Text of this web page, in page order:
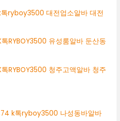
ryboy3500 대전업소알바 대전
RYBOY3500 유성룸알바 둔산동
RYBOY3500 청주고액알바 청주
k톡ryboy3500 나성동바알바